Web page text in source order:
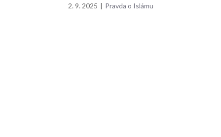
2. 9. 2025 | Pravda o Islámu